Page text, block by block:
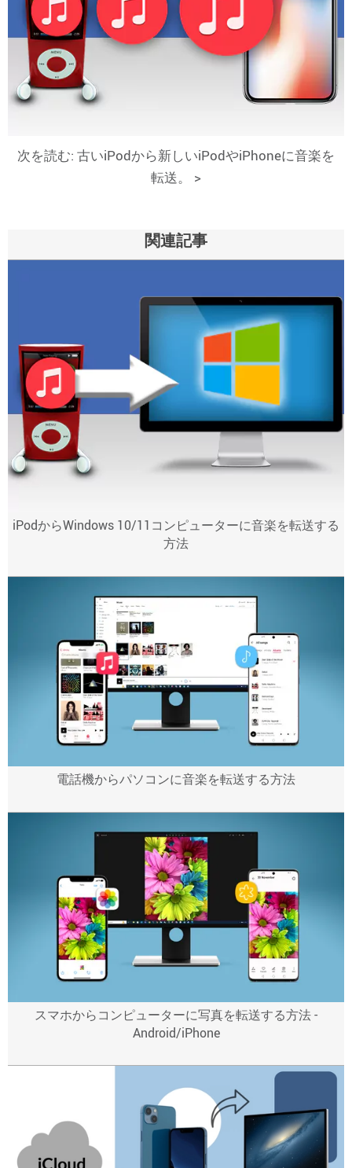
次を読む: 古いiPodから新しいiPodやiPhoneに音楽を
転送。 >
関連記事
iPodからWindows 10/11コンピューターに音楽を転送する
方法
電話機からパソコンに音楽を転送する方法
スマホからコンピューターに写真を転送する方法 -
Android/iPhone